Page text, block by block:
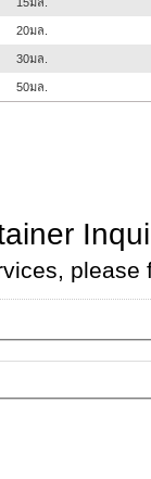
20มล.
30มล.
50มล.